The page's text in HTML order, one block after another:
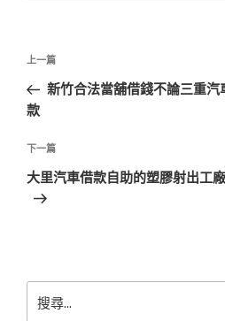
文
導
覽
上
一
篇
章
上一篇
新竹合法當舖借錢不論三重
款
下
一
篇
下一篇
大里汽車借款自助的塑膠射出工
尋